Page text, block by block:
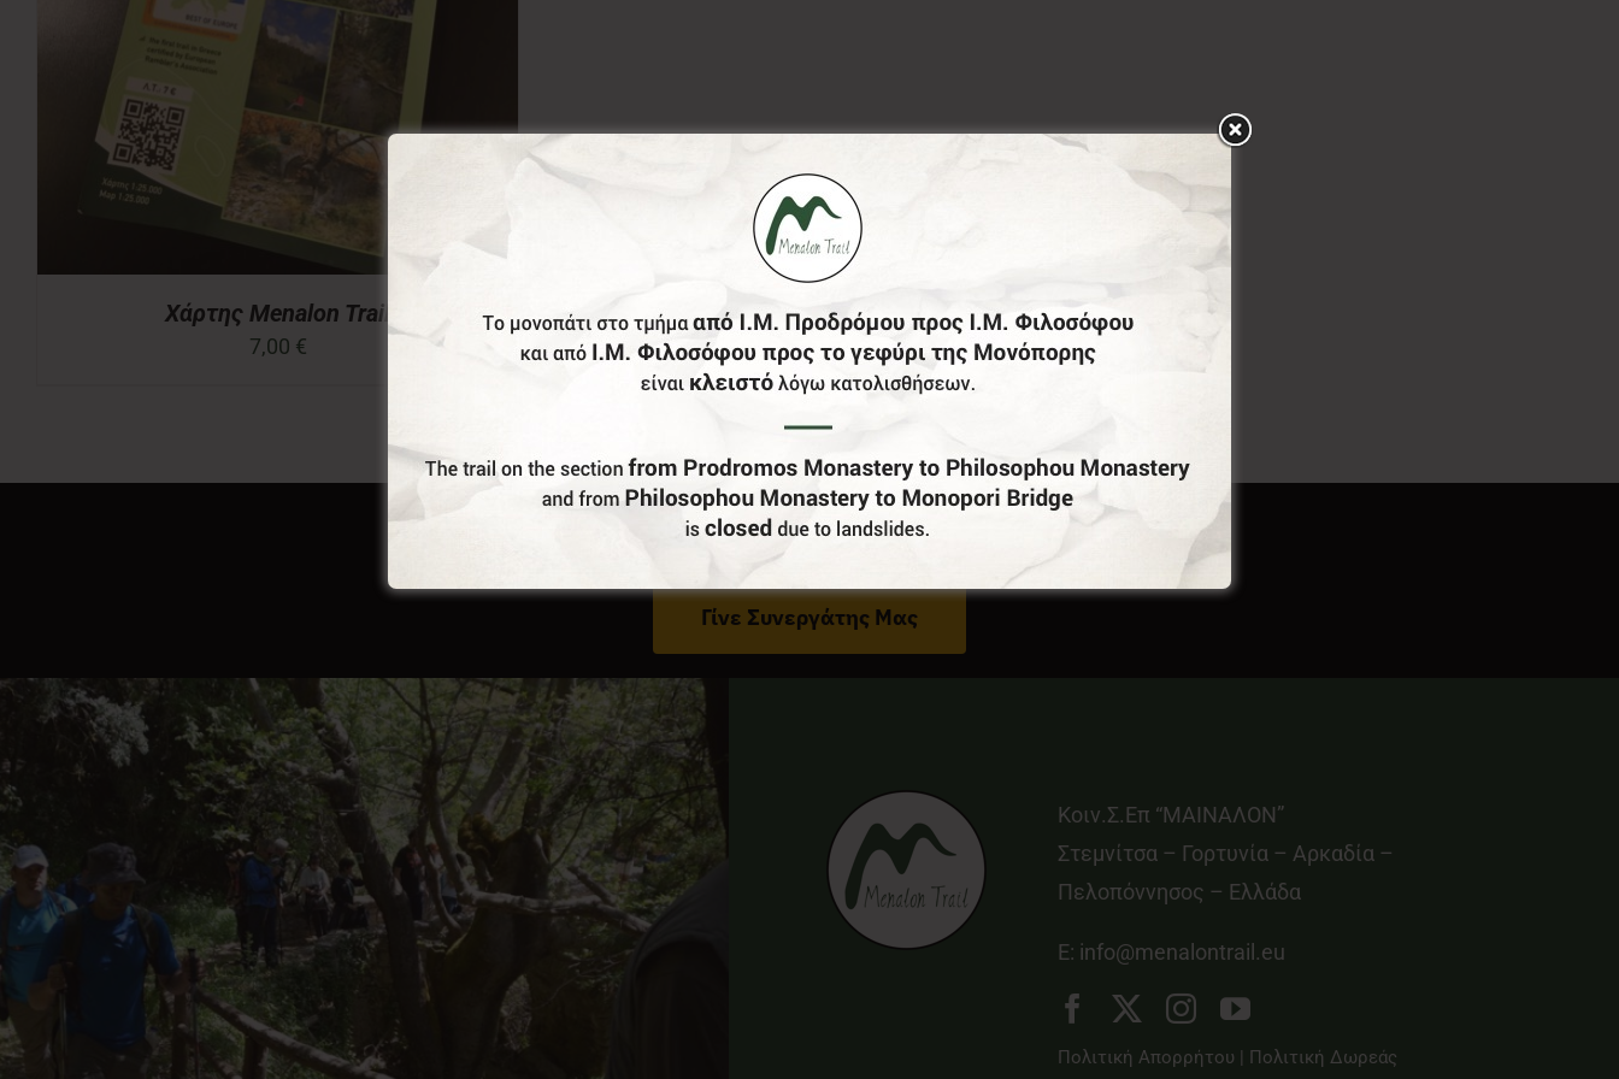
Χάρτης Menalon Trail
7,00 €
Έχεις Επιχείρηση Στο Δήμο Γορτυνίας;
Γίνε Συνεργάτης Μας
Κοιν.Σ.Επ “ΜΑΙΝΑΛΟΝ”
Στεμνίτσα – Γορτυνία – Αρκαδία –
Πελοπόννησος – Ελλάδα
E: info@menalontrail.eu
Πολιτική Απορρήτου | Πολιτική Δωρεάς